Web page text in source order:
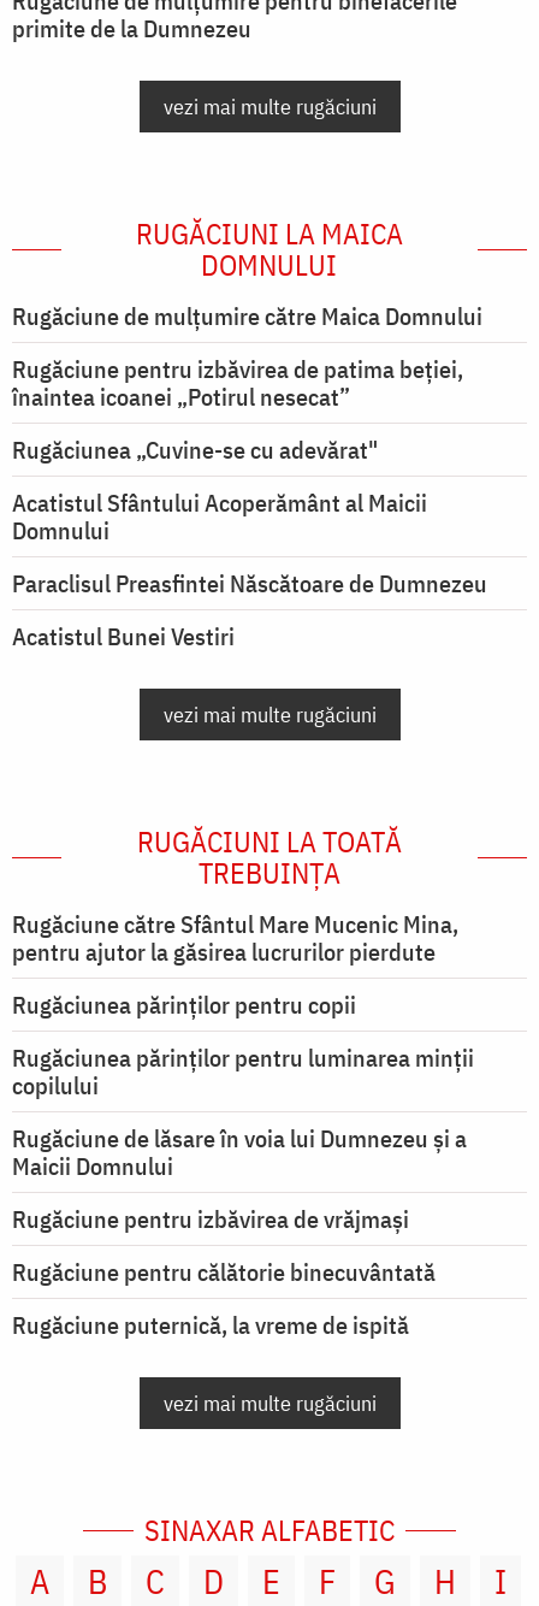
primite de la Dumnezeu
vezi mai multe rugăciuni
RUGĂCIUNI LA MAICA
DOMNULUI
Rugăciune de mulţumire către Maica Domnului
Rugăciune pentru izbăvirea de patima beției,
înaintea icoanei „Potirul nesecat”
Rugăciunea „Cuvine-se cu adevărat"
Acatistul Sfântului Acoperământ al Maicii
Domnului
Paraclisul Preasfintei Născătoare de Dumnezeu
Acatistul Bunei Vestiri
vezi mai multe rugăciuni
RUGĂCIUNI LA TOATĂ
TREBUINȚA
Rugăciune către Sfântul Mare Mucenic Mina,
pentru ajutor la găsirea lucrurilor pierdute
Rugăciunea părinților pentru copii
Rugăciunea părinților pentru luminarea minţii
copilului
Rugăciune de lăsare în voia lui Dumnezeu şi a
Maicii Domnului
Rugăciune pentru izbăvirea de vrăjmași
Rugăciune pentru călătorie binecuvântată
Rugăciune puternică, la vreme de ispită
vezi mai multe rugăciuni
SINAXAR ALFABETIC
A B C D E F G H
I